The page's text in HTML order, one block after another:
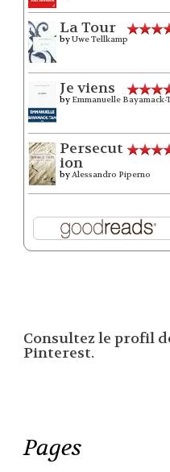
La Tour
byUwe Tellkamp
Je viens
by Emmanuelle Bayamack-
Persecut
ion
byAlessandro Piperno
Consultez le profil
Pinterest.
Pages